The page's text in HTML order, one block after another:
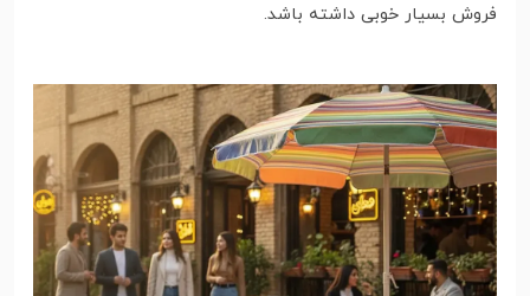
فروش بسیار خوبی داشته باشد.